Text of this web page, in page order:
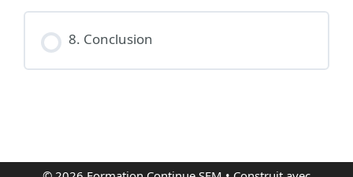
8. Conclusion